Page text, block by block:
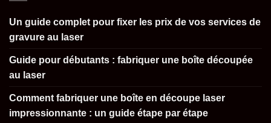
Un guide complet pour fixer les prix de vos services de
gravure au laser
Guide pour débutants : fabriquer une boîte découpée
au laser
Comment fabriquer une boîte en découpe laser
impressionnante : un guide étape par étape